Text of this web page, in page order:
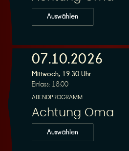
v
i
Auswählen
07.10.2026
Mittwoch, 19:30 Uhr
Einlass: 18:00
ABENDPROGRAMM
Achtung Oma
Auswählen